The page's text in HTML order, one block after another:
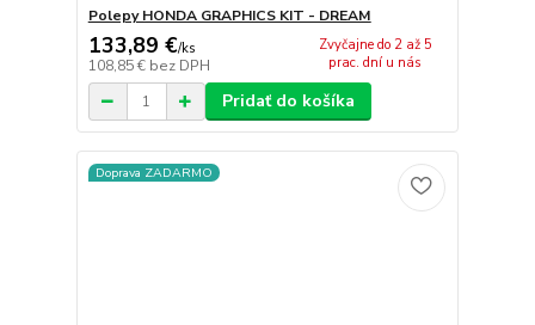
Polepy HONDA GRAPHICS KIT - DREAM
133,89 €/ks
108,85 € bez DPH
Zvyčajne do 2 až 5
prac. dní u nás
Pridať do košíka
Doprava ZADARMO